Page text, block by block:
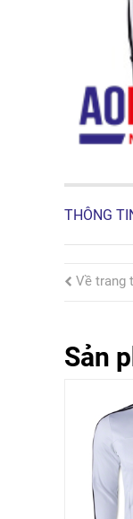
THÔNG
Về trang
Sản